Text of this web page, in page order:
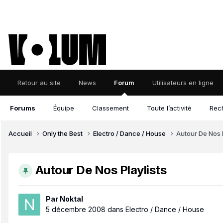
Retour au site News Forum
Forums Équipe Classement Toute l’activité
Utilisateurs en ligne
Accueil Only the Best Electro / Dance / House Autour De Nos
Autour De Nos Playlists
Par Noktal
5 décembre 2008 dans Electro / Dance / House